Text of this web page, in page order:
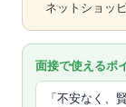
ネットショッ
面接で使えるポ
「不安なく、